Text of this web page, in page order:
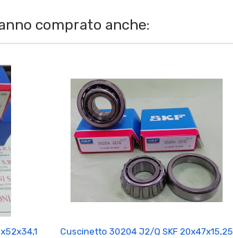
comprato anche:

Cuscinetto 30204 J2/Q SKF 20x47x15,25